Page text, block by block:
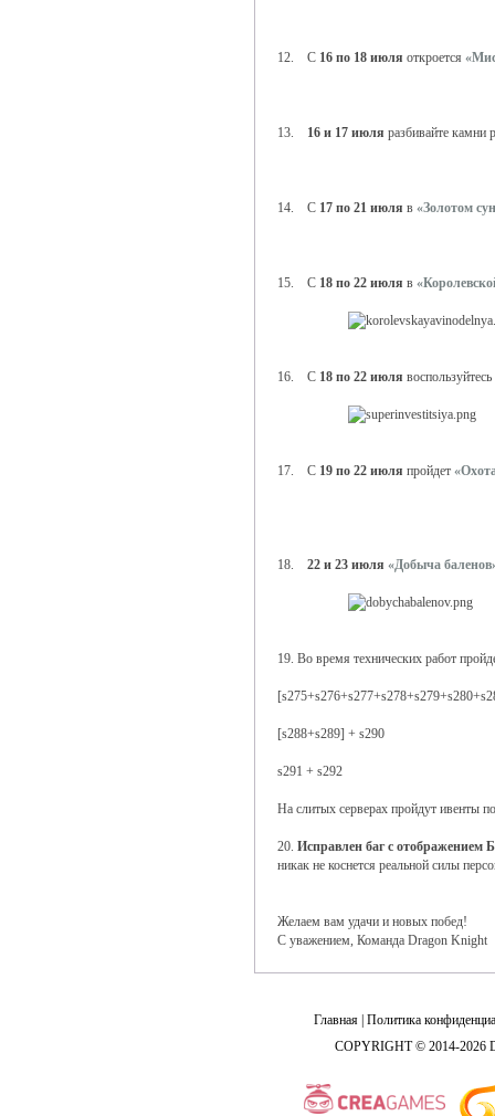
12. С 16 по 18 июля откроется
13. 16 и 17 июля разбивайте камни
14. С 17 по 21 июля в «Золотом
15. С 18 по 22 июля в
16. С 18 по 22 июля воспользуйтесь
17. С 19 по 22 июля пройдет
18. 22 и 23 июля «Добыча
19. Во время технических работ
[s288+s289] + s290
s291 + s292
На слитых серверах пройдут ивенты
20. Исправлен баг с отображением
никак не коснется реальной силы
Желаем вам удачи и новых побед!
С уважением, Команда Dragon Knight
Главная Политика
COPYRIGHT © 2014-2026